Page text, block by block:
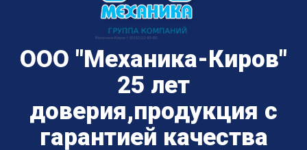
ООО "Механика-Киров"
25 лет
доверия,продукция с
гарантией качества